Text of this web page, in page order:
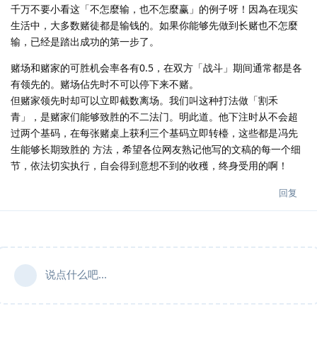
千万不要小看这「不怎麼输，也不怎麼赢」的例子呀！因為在现实
生活中，大多数赌徒都是输钱的。如果你能够先做到长赌也不怎麼
输，已经是踏出成功的第一步了。
赌场和赌家的可胜机会率各有0.5，在双方「战斗」期间通常都是各
有领先的。赌场佔先时不可以停下来不赌。
但赌家领先时却可以立即截数离场。我们叫这种打法做「割禾
青」，是赌家们能够致胜的不二法门。明此道。他下注时从不会超
过两个基码，在每张赌桌上获利三个基码立即转檯，这些都是冯先
生能够长期致胜的 方法，希望各位网友熟记他写的文稿的每一个细
节，依法切实执行，自会得到意想不到的收穫，终身受用的啊！
回复
说点什么吧...